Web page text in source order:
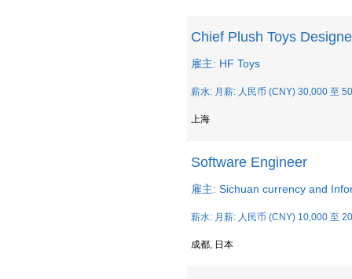
Chief Plush Toys
雇主: HF Toys
薪水: 月薪: 人民币 (CNY) 30,000 至
上海
Software Engineer
雇主: Sichuan currency and
薪水: 月薪: 人民币 (CNY) 10,000 至
成都, 日本